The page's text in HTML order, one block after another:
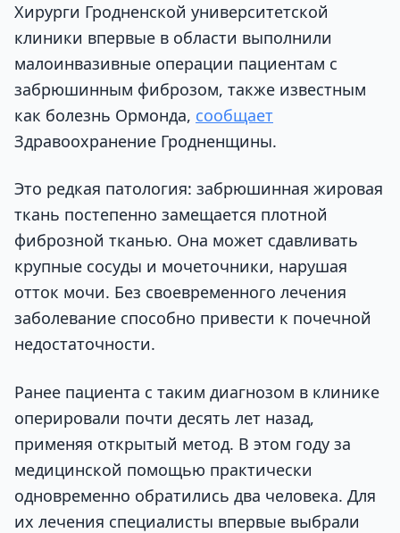
Хирурги Гродненской университетской
клиники впервые в области выполнили
малоинвазивные операции пациентам с
забрюшинным фиброзом, также известным
как болезнь Ормонда, сообщает
Здравоохранение Гродненщины.
Это редкая патология: забрюшинная жировая
ткань постепенно замещается плотной
фиброзной тканью. Она может сдавливать
крупные сосуды и мочеточники, нарушая
отток мочи. Без своевременного лечения
заболевание способно привести к почечной
недостаточности.
Ранее пациента с таким диагнозом в клинике
оперировали почти десять лет назад,
применяя открытый метод. В этом году за
медицинской помощью практически
одновременно обратились два человека. Для
их лечения специалисты впервые выбрали